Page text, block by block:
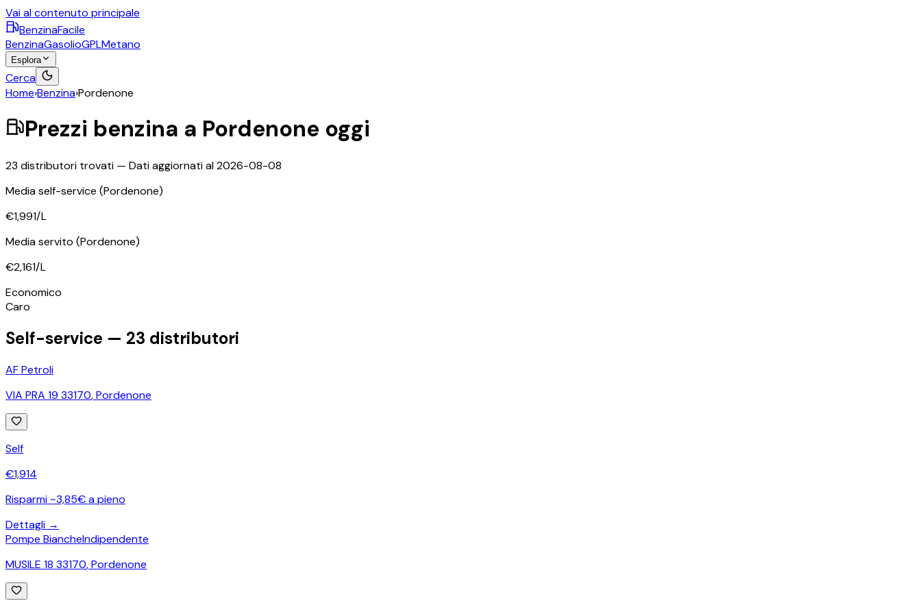
Vai al contenuto principale
BenzinaFacile
BenzinaGasolioGPLMetano
Esplora
Cerca
Home›Benzina›Pordenone
Prezzi benzina a Pordenone oggi
23 distributori trovati — Dati aggiornati al2026-08-08
Media self-service (Pordenone)
€1,991/L
Media servito (Pordenone)
€2,161/L
Economico
Caro
Self-service — 23 distributori
AF Petroli
VIA PRA 19 33170,Pordenone
Self
€1,914
Risparmi ~3,85€ a pieno
Dettagli →
Pompe BiancheIndipendente
MUSILE 18 33170,Pordenone